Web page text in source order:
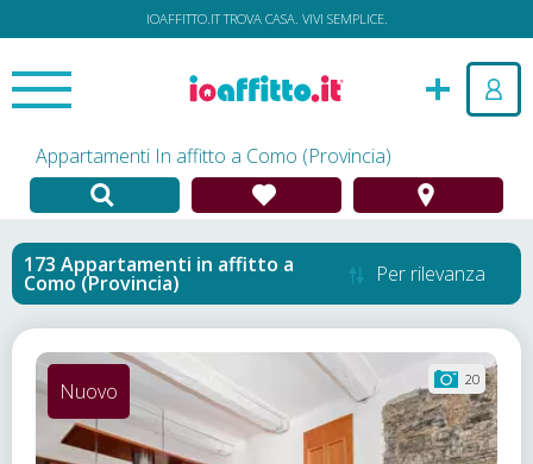
IOAFFITTO.IT TROVA CASA. VIVI SEMPLICE.
Appartamenti In affitto a Como (Provincia)
Appartamenti in affitto a
Como (Provincia) Per rilevanza
20
Nuovo